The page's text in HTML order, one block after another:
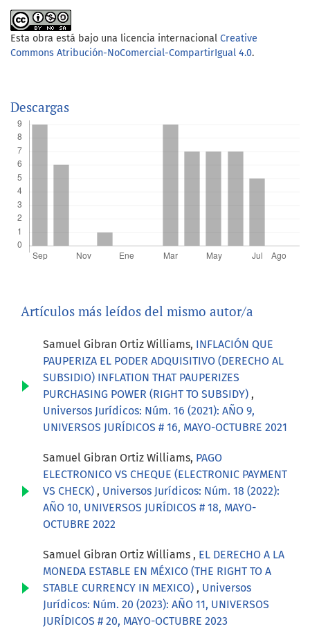
Esta obra está bajo una licencia internacional Creative
Commons Atribución-NoComercial-CompartirIgual 4.0.
Descargas
Artículos más leídos del mismo autor/a
Samuel Gibran Ortiz Williams, INFLACIÓN QUE
PAUPERIZA EL PODER ADQUISITIVO (DERECHO AL
SUBSIDIO) INFLATION THAT PAUPERIZES
PURCHASING POWER (RIGHT TO SUBSIDY) ,
Universos Jurídicos: Núm. 16 (2021): AÑO 9,
UNIVERSOS JURÍDICOS # 16, MAYO-OCTUBRE 2021
Samuel Gibran Ortiz Williams, PAGO
ELECTRONICO VS CHEQUE (ELECTRONIC PAYMENT
VS CHECK) , Universos Jurídicos: Núm. 18 (2022):
AÑO 10, UNIVERSOS JURÍDICOS # 18, MAYO-
OCTUBRE 2022
Samuel Gibran Ortiz Williams , EL DERECHO A LA
MONEDA ESTABLE EN MÉXICO (THE RIGHT TO A
STABLE CURRENCY IN MEXICO) , Universos
Jurídicos: Núm. 20 (2023): AÑO 11, UNIVERSOS
JURÍDICOS # 20, MAYO-OCTUBRE 2023